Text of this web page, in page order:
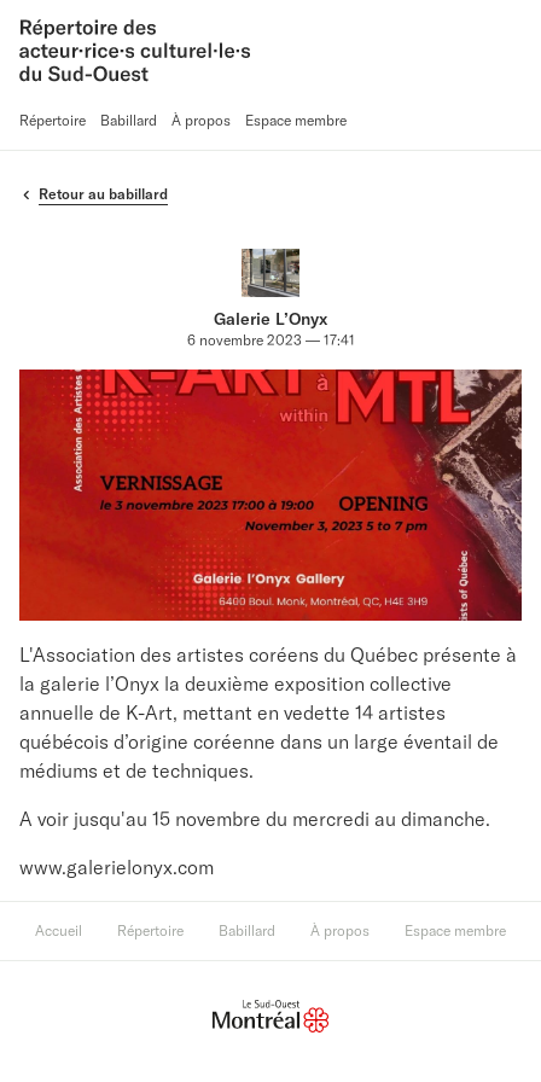
Répertoire Babillard À propos Espace membre
Retour au babillard
Galerie L’Onyx
6 novembre 2023 — 17:41
L'Association des artistes coréens du Québec présente à
la galerie l’Onyx la deuxième exposition collective
annuelle de K-Art, mettant en vedette 14 artistes
québécois d’origine coréenne dans un large éventail de
médiums et de techniques.
A voir jusqu'au 15 novembre du mercredi au dimanche.
www.galerielonyx.com
Accueil Répertoire Babillard À propos Espace membre